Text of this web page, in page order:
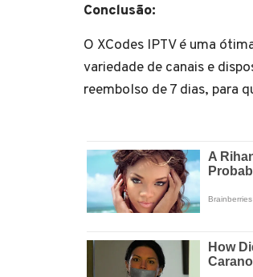
Conclusão:
O XCodes IPTV é uma
variedade de canais e
reembolso de 7 dias, para